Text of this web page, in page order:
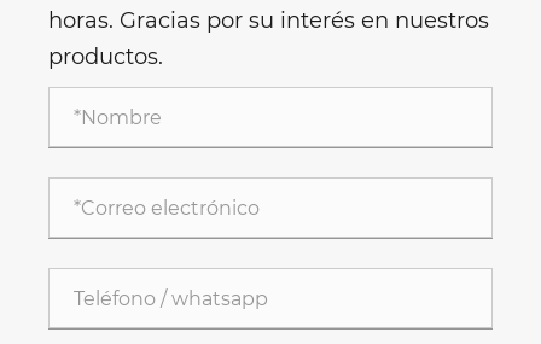
horas. Gracias por su interés en nuestros
productos.